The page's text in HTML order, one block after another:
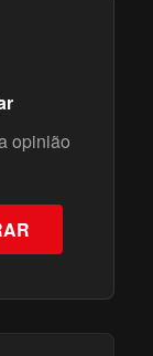
opinião